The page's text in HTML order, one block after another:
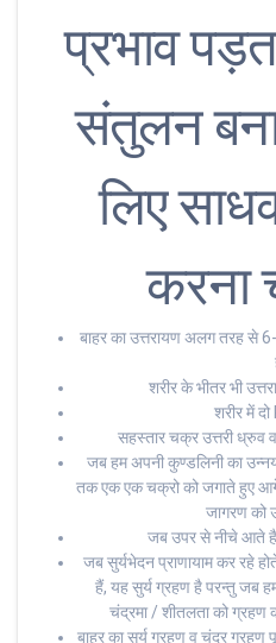
प्रभाव
संतुलन
लिए
करना
बाहर का उत्तरायण अलग तरह से
शरीर के भीतर भी
शरीर में
सहस्तार चक्र उत्तरी ध्रुव
जब हम अपनी कुण्डलिनी का
तक एक एक चक्रो को जगाते हुए
जागरण को
जब उपर से नीचे आते है
जब सुर्यभेदन प्राणायाम कर रहे
हैं, यह सुर्य ग्रहण है परन्तु जब
चंद्रमा / शीतलता को ग्रहण
बाहर का सुर्य ग्रहण व चंद्र ग्रहण